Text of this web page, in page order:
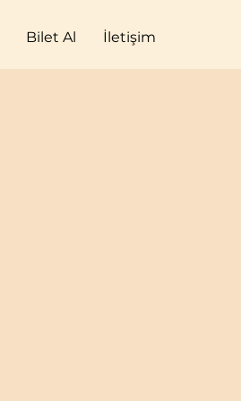
Bilet Al İletişim